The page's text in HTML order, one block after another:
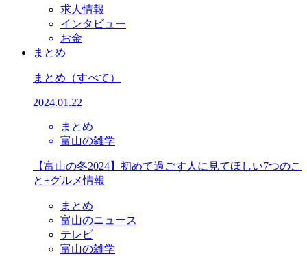
求人情報
インタビュー
お金
まとめ
まとめ （すべて）
2024.01.22
まとめ
富山の雑学
【富山の冬2024】初めて過ごす人に見てほしい7つのこ
と+グルメ情報
まとめ
富山のニュース
テレビ
富山の雑学